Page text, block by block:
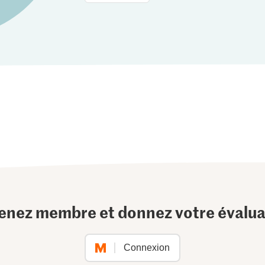
membre et donnez votre
Connexion